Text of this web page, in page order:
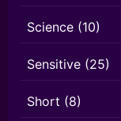
Science (10)
Sensitive (25)
Short (8)